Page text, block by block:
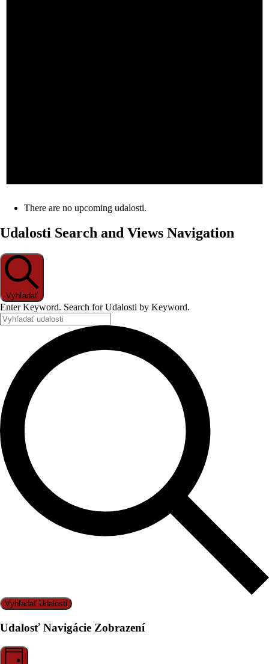
There are no upcoming udalosti.
Udalosti Search and Views Navigation
Vyhľadať
Enter Keyword. Search for Udalosti by Keyword.
Vyhľadať Udalosti
Udalosť Navigácie Zobrazení